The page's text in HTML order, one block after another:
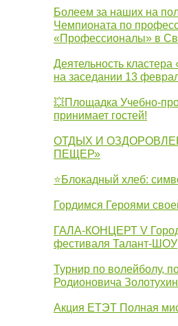
Болеем за наших на
Чемпионата по
«Профессионалы» в
Деятельность
на заседании 13
💥Площадка Учебно-
принимает гостей!
ОТДЫХ И
ПЕЩЕР»
⭐Блокадный хлеб:
Гордимся Героями
ГАЛА-КОНЦЕРТ V
фестиваля Талант-ШОУ
Турнир по волейболу,
Родионовича
Акция ЕТЭТ Полная